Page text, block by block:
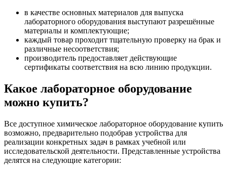
в качестве основных материалов для выпуска
лабораторного оборудования выступают разрешённые
материалы и комплектующие;
каждый товар проходит тщательную проверку на брак и
различные несоответствия;
производитель предоставляет действующие
сертификаты соответствия на всю линию продукции.
Какое лабораторное оборудование
можно купить?
Все доступное химическое лабораторное оборудование купить
возможно, предварительно подобрав устройства для
реализации конкретных задач в рамках учебной или
исследовательской деятельности. Представленные устройства
делятся на следующие категории: